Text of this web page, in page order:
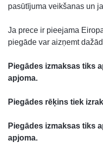
pasūtījuma veikšanas un
Ja prece ir pieejama
piegāde var aizņemt
Piegādes izmaksas tiks
apjoma.
Piegādes rēķins tiek
Piegādes izmaksas tiks
apjoma.